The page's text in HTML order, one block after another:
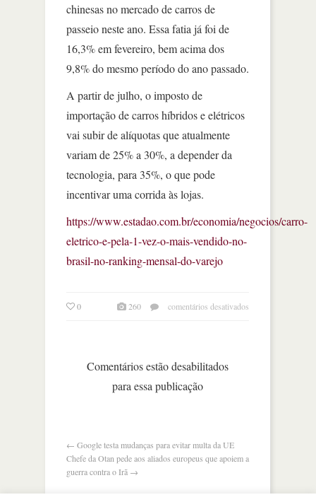
chinesas no mercado de carros de
passeio neste ano. Essa fatia já foi de
16,3% em fevereiro, bem acima dos
9,8% do mesmo período do ano passado.
A partir de julho, o imposto de
importação de carros híbridos e elétricos
vai subir de alíquotas que atualmente
variam de 25% a 30%, a depender da
tecnologia, para 35%, o que pode
incentivar uma corrida às lojas.
https://www.estadao.com.br/economia/negocios/carro-
eletrico-e-pela-1-vez-o-mais-vendido-no-
brasil-no-ranking-mensal-do-varejo
0 260 comentários desativados
mensal
Comentários estão desabilitados
para essa publicação
← Google testa mudanças para evitar multa da UE
Chefe da Otan pede aos aliados europeus que apoiem a
guerra contra o Irã →